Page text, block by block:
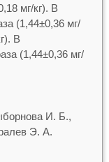
мг/кг). В
(1,44±0,36 мг/
В
(1,44±0,36 мг/
И. Б.,
Э. А.